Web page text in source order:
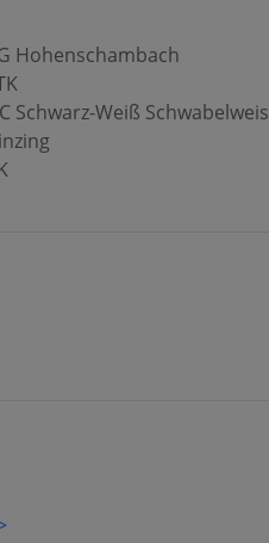
Hohenschambach
Schwarz-Weiß Schwabelweis